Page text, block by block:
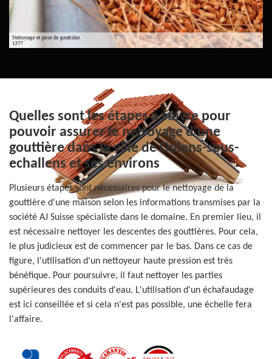
Quelles sont les étapes à suivre pour
pouvoir assurer le nettoyage d'une
gouttière dans la ville de Oulens-sous-
echallens et ses environs
Plusieurs étapes sont nécessaires pour le nettoyage de la
gouttière d'une maison selon les informations transmises par la
société AJ Suisse spécialiste dans le domaine. En premier lieu, il
est nécessaire nettoyer les descentes des gouttières. Pour cela,
le plus judicieux est de commencer par le bas. Dans ce cas de
figure, l'utilisation d'un nettoyeur haute pression est très
bénéfique. Pour poursuivre, il faut nettoyer les parties
supérieures des conduits d'eau. L'utilisation d'un échafaudage
est ici conseillée et si cela n'est pas possible, une échelle fera
l'affaire.